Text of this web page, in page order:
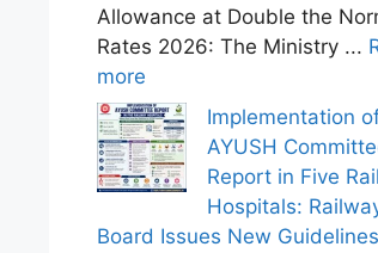
Allowance at Double the
Rates 2026: The Ministry ...
more
Implementation
AYUSH
Report in Five
Hospitals:
Board Issues New